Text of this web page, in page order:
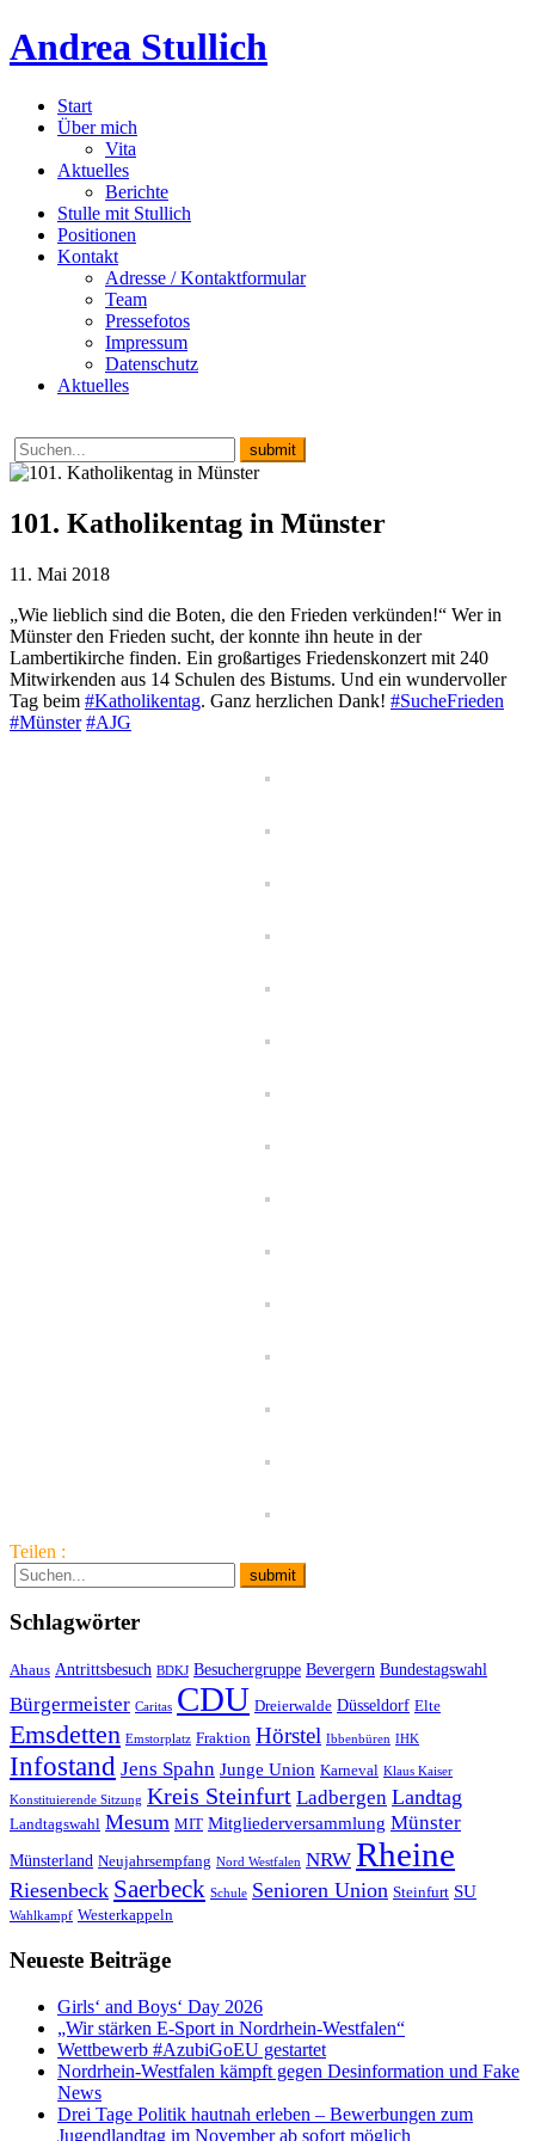
Andrea Stullich
Start
Über mich
Vita
Aktuelles
Berichte
Stulle mit Stullich
Positionen
Kontakt
Adresse / Kontaktformular
Team
Pressefotos
Impressum
Datenschutz
Aktuelles
101. Katholikentag in Münster
11. Mai 2018
„Wie lieblich sind die Boten, die den Frieden verkünden!“ Wer in
Münster den Frieden sucht, der konnte ihn heute in der
Lambertikirche finden. Ein großartiges Friedenskonzert mit 240
Mitwirkenden aus 14 Schulen des Bistums. Und ein wundervoller
Tag beim #Katholikentag. Ganz herzlichen Dank! #SucheFrieden
#Münster #AJG
Teilen :
Schlagwörter
Ahaus Antrittsbesuch BDKJ Besuchergruppe Bevergern Bundestagswahl
Bürgermeister Caritas CDU Dreierwalde Düsseldorf Elte
Emsdetten Emstorplatz Fraktion Hörstel Ibbenbüren IHK
Infostand Jens Spahn Junge Union Karneval Klaus Kaiser
Konstituierende Sitzung Kreis Steinfurt Ladbergen Landtag
Landtagswahl Mesum MIT Mitgliederversammlung Münster
Münsterland Neujahrsempfang Nord Westfalen NRW Rheine
Riesenbeck Saerbeck Schule Senioren Union Steinfurt SU
Wahlkampf Westerkappeln
Neueste Beiträge
Girls‘ and Boys‘ Day 2026
„Wir stärken E-Sport in Nordrhein-Westfalen“
Wettbewerb #AzubiGoEU gestartet
Nordrhein-Westfalen kämpft gegen Desinformation und Fake
News
Drei Tage Politik hautnah erleben – Bewerbungen zum
Jugendlandtag im November ab sofort möglich